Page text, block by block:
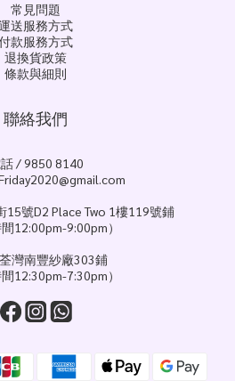
常見問題
送服務方式
款服務方式
退換貨政策
條款與細則
聯絡我們
/ 9850 8140
15號D2 Place Two 1樓119號鋪
間12:00pm-9:00pm）
灣南豐紗廠303鋪
間12:30pm-7:30pm）